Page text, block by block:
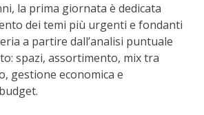
la prima giornata è dedicata
dei temi più urgenti e fondanti
a partire dall’analisi puntuale
spazi, assortimento, mix tra
gestione economica e